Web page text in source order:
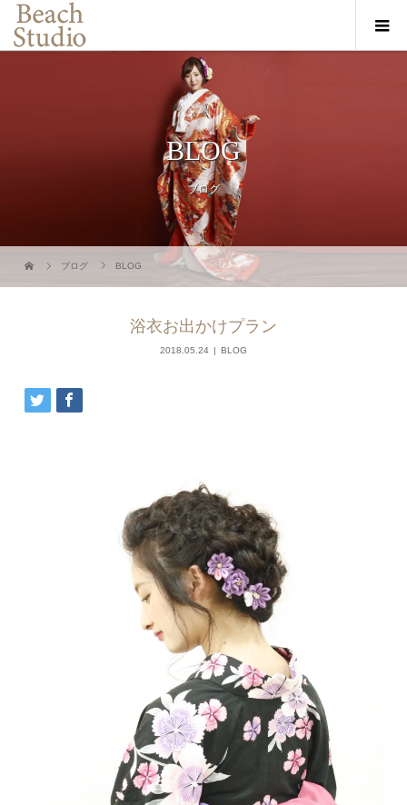
BLOG
ブログ
ブログ BLOG
浴衣お出かけプラン
2018.05.24 BLOG